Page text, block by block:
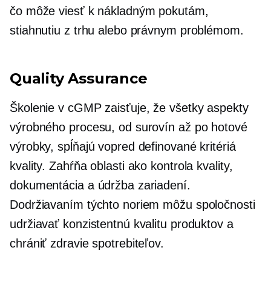
čo môže viesť k nákladným pokutám,
stiahnutiu z trhu alebo právnym problémom.
Quality Assurance
Školenie v cGMP zaisťuje, že všetky aspekty
výrobného procesu, od surovín až po hotové
výrobky, spĺňajú vopred definované kritériá
kvality. Zahŕňa oblasti ako kontrola kvality,
dokumentácia a údržba zariadení.
Dodržiavaním týchto noriem môžu spoločnosti
udržiavať konzistentnú kvalitu produktov a
chrániť zdravie spotrebiteľov.